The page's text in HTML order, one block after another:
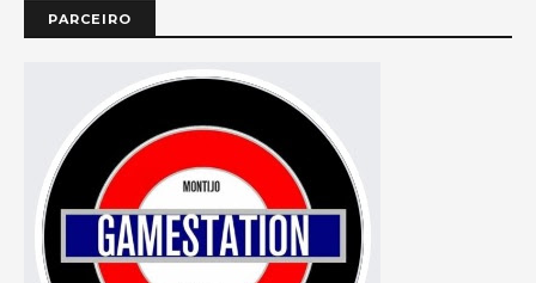
PARCEIRO